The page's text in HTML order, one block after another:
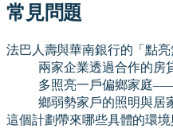
常見問題
法巴人壽與華南銀行的「點
兩家企業透過合作的房
多照亮一戶偏鄉家庭
鄉弱勢家戶的照明與居
這個計劃帶來哪些具體的環境